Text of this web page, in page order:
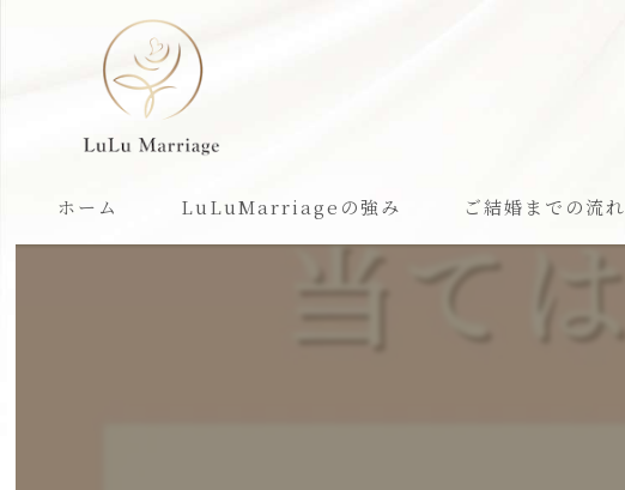
ホーム LuLuMarriageの強み ご結婚までの流れ